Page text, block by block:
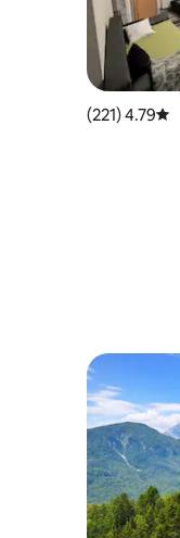
متوسط التقييم 4.79 من 5، 221 مراجعات
4.79 (221)